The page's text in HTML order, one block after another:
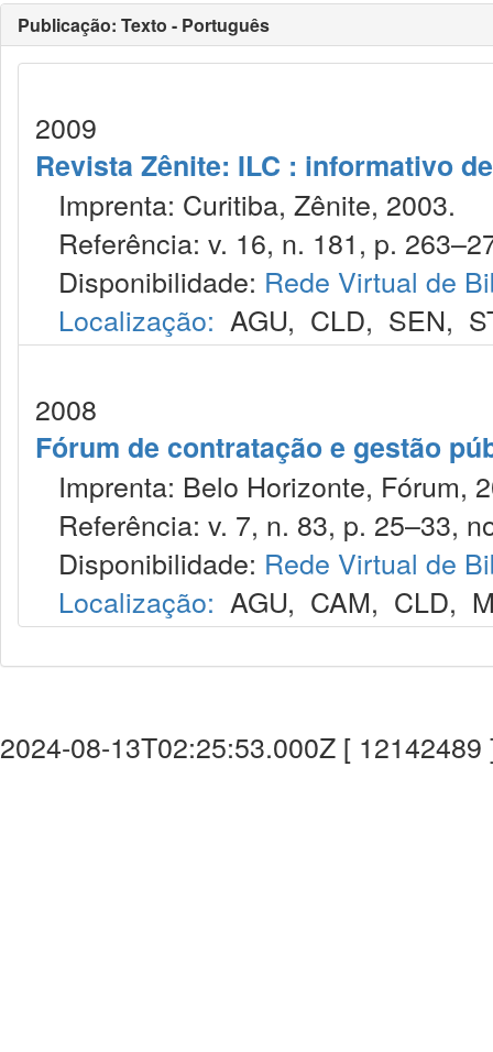
Publicação: Texto - Português
2009
Revista Zênite: ILC : informativo
Imprenta: Curitiba, Zênite, 2003.
Referência: v. 16, n. 181, p.
Disponibilidade: Rede Virtual de
Localização: AGU, CLD, SEN,
2008
Fórum de contratação e gestão
Imprenta: Belo Horizonte, Fórum,
Referência: v. 7, n. 83, p. 25–33,
Disponibilidade: Rede Virtual de
Localização: AGU, CAM, CLD,
2024-08-13T02:25:53.000Z [ 12142489